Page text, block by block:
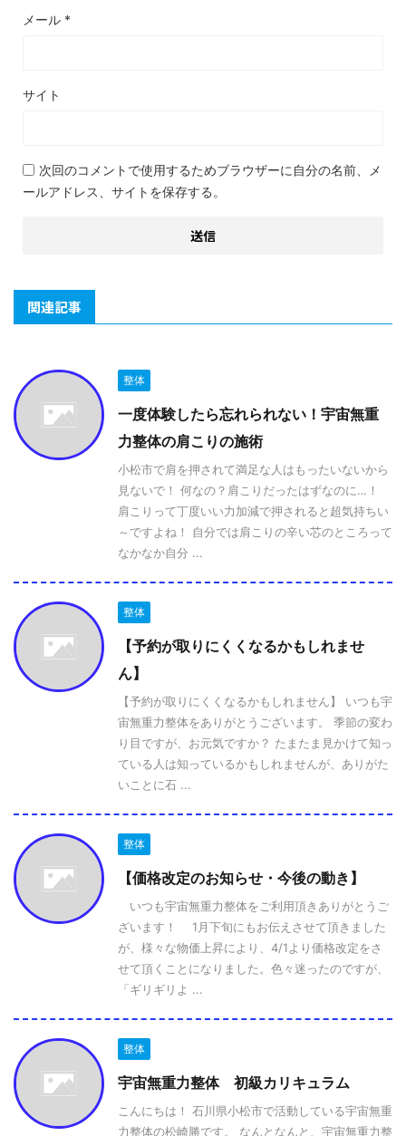
メール *
サイト
次回のコメントで使用するためブラウザーに自分の名前、メ
ールアドレス、サイトを保存する。
関連記事
整体
一度体験したら忘れられない！宇宙無重
力整体の肩こりの施術
小松市で肩を押されて満足な人はもったいないから
見ないで！ 何なの？肩こりだったはずなのに…！
肩こりって丁度いい力加減で押されると超気持ちい
～ですよね！ 自分では肩こりの辛い芯のところって
なかなか自分 ...
整体
【予約が取りにくくなるかもしれませ
ん】
【予約が取りにくくなるかもしれません】 いつも宇
宙無重力整体をありがとうございます。 季節の変わ
り目ですが、お元気ですか？ たまたま見かけて知っ
ている人は知っているかもしれませんが、ありがた
いことに石 ...
整体
【価格改定のお知らせ・今後の動き】
いつも宇宙無重力整体をご利用頂きありがとうご
ざいます！ 1月下旬にもお伝えさせて頂きました
が、様々な物価上昇により、4/1より価格改定をさ
せて頂くことになりました。色々迷ったのですが、
「ギリギリよ ...
整体
宇宙無重力整体 初級カリキュラム
こんにちは！ 石川県小松市で活動している宇宙無重
力整体の松崎勝です。 なんとなんと、宇宙無重力整